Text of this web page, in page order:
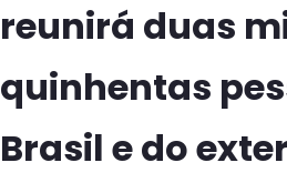
reunirá duas
quinhentas
Brasil e do